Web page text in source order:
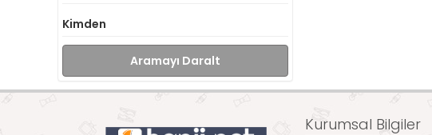
Kimden
Aramayı Daralt
Kurumsal Bilgiler